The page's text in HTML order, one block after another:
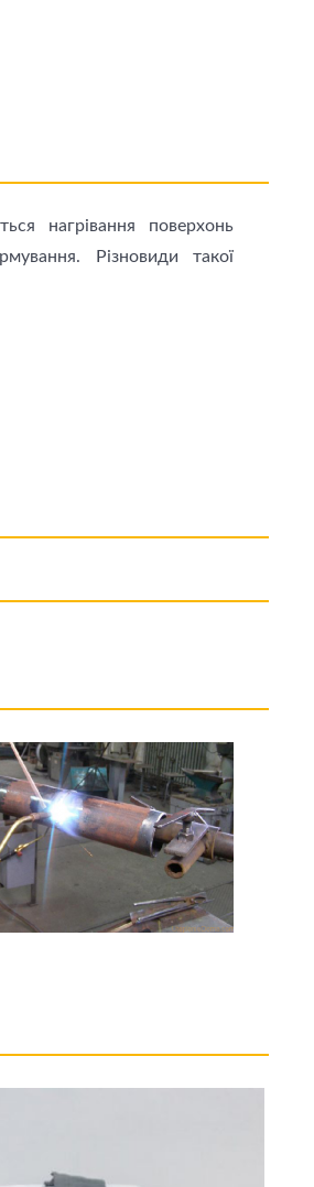
нагрівання поверхонь
Різновиди такої